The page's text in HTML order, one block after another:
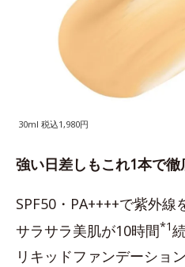
30ml 税込1,980円
強い日差しもこれ1本で徹
SPF50・PA++++で紫外線
サラサラ美肌が10時間*1
リキッドファンデーショ